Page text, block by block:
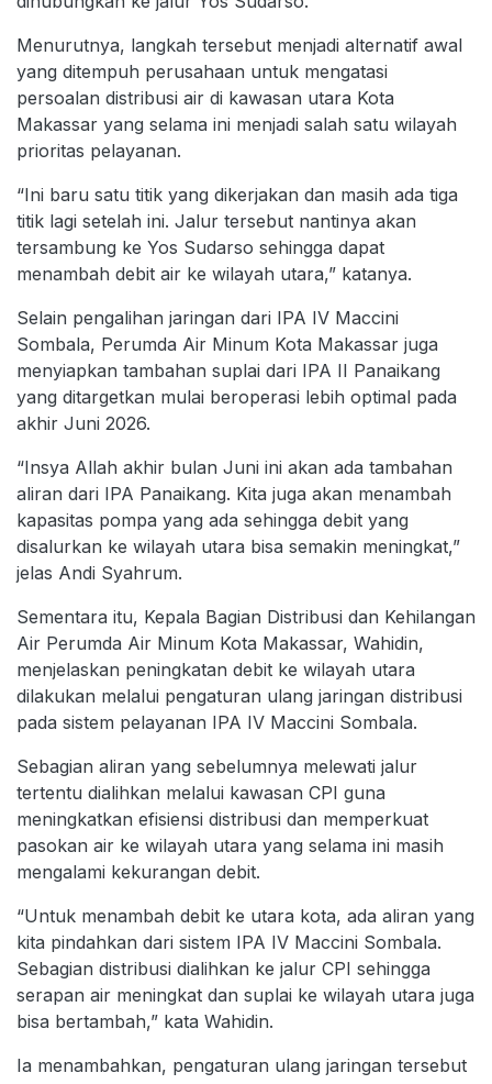
Menurutnya, langkah tersebut menjadi alternatif awal
yang ditempuh perusahaan untuk mengatasi
persoalan distribusi air di kawasan utara Kota
Makassar yang selama ini menjadi salah satu wilayah
prioritas pelayanan.
“Ini baru satu titik yang dikerjakan dan masih ada tiga
titik lagi setelah ini. Jalur tersebut nantinya akan
tersambung ke Yos Sudarso sehingga dapat
menambah debit air ke wilayah utara,” katanya.
Selain pengalihan jaringan dari IPA IV Maccini
Sombala, Perumda Air Minum Kota Makassar juga
menyiapkan tambahan suplai dari IPA II Panaikang
yang ditargetkan mulai beroperasi lebih optimal pada
akhir Juni 2026.
“Insya Allah akhir bulan Juni ini akan ada tambahan
aliran dari IPA Panaikang. Kita juga akan menambah
kapasitas pompa yang ada sehingga debit yang
disalurkan ke wilayah utara bisa semakin meningkat,”
jelas Andi Syahrum.
Sementara itu, Kepala Bagian Distribusi dan Kehilangan
Air Perumda Air Minum Kota Makassar, Wahidin,
menjelaskan peningkatan debit ke wilayah utara
dilakukan melalui pengaturan ulang jaringan distribusi
pada sistem pelayanan IPA IV Maccini Sombala.
Sebagian aliran yang sebelumnya melewati jalur
tertentu dialihkan melalui kawasan CPI guna
meningkatkan efisiensi distribusi dan memperkuat
pasokan air ke wilayah utara yang selama ini masih
mengalami kekurangan debit.
“Untuk menambah debit ke utara kota, ada aliran yang
kita pindahkan dari sistem IPA IV Maccini Sombala.
Sebagian distribusi dialihkan ke jalur CPI sehingga
serapan air meningkat dan suplai ke wilayah utara juga
bisa bertambah,” kata Wahidin.
Ia menambahkan, pengaturan ulang jaringan tersebut